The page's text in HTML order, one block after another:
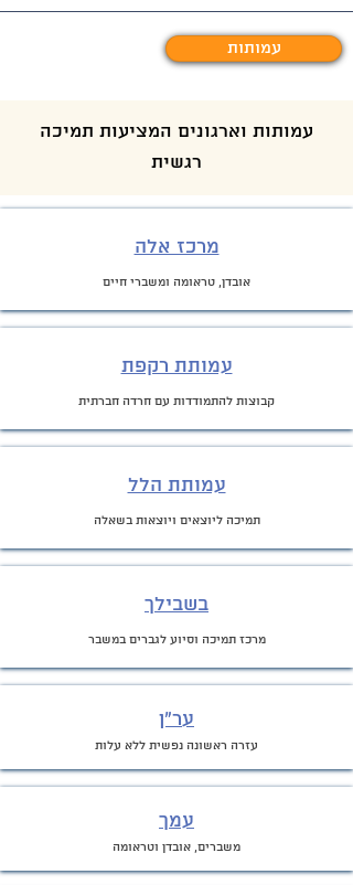
עמותות
עמותות וארגונים המציעות תמיכה
רגשית
מרכז אלה
אובדן, טראומה ומשברי חיים
עמותת רקפת
קבוצות להתמודדות עם חרדה חברתית
עמותת הלל
תמיכה ליוצאים ויוצאות בשאלה
בשבילך
מרכז תמיכה וסיוע לגברים במשבר
ער"ן
עזרה ראשונה נפשית ללא עלות
עמך
משברים, אובדן וטראומה